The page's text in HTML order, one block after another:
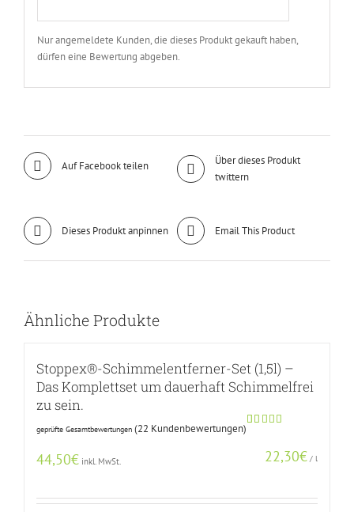
Nur angemeldete Kunden, die dieses Produkt gekauft haben,
dürfen eine Bewertung abgeben.
Auf Facebook teilen
Über dieses Produkt
twittern
Dieses Produkt anpinnen Email This Product
Ähnliche Produkte
Stoppex®-Schimmelentferner-Set (1,5l) –
Das Komplettset um dauerhaft Schimmelfrei
zu sein.
von 5,
basierend
geprüfte Gesamtbewertungen (22 Kundenbewertungen)
44,50€ inkl. MwSt. 22,30€ / l